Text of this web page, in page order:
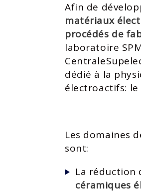
Afin de
matériaux
procédés de
laboratoire
dédié à la
électroactifs: le
Les domaines
sont:
La réduction
céramiques